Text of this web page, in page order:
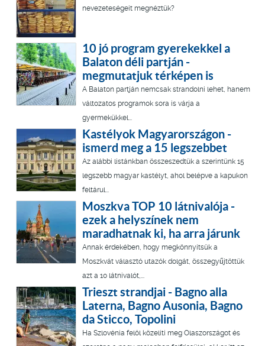
nevezeteségeit megnéztük?
10 jó program gyerekekkel a
Balaton déli partján -
megmutatjuk térképen is
A Balaton partján nemcsak strandolni lehet, hanem
változatos programok sora is várja a
gyermekükkel...
Kastélyok Magyarországon -
ismerd meg a 15 legszebbet
Az alábbi listánkban összeszedtük a szerintünk 15
legszebb magyar kastélyt, ahol belépve a kapukon
feltárul...
Moszkva TOP 10 látnivalója -
ezek a helyszínek nem
maradhatnak ki, ha arra járunk
Annak érdekében, hogy megkönnyítsük a
Moszkvát választó utazók dolgát, összegyűjtöttük
azt a 10 látnivalót,...
Trieszt strandjai - Bagno alla
Laterna, Bagno Ausonia, Bagno
da Sticco, Topolini
Ha Szlovénia felöl közelíti meg Olaszországot és